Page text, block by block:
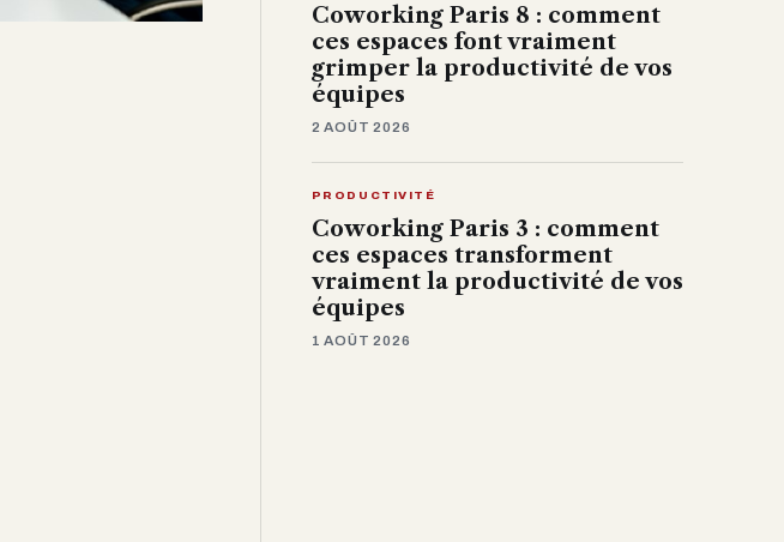
Coworking Paris 8 : comment
ces espaces font vraiment
grimper la productivité de vos
équipes
2 AOÛT 2026
PRODUCTIVITÉ
Coworking Paris 3 : comment
ces espaces transforment
vraiment la productivité de vos
équipes
1 AOÛT 2026